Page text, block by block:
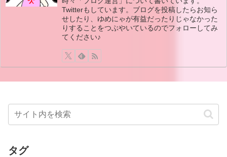
Twitterもしています。ブログを投稿したらお知ら
せしたり、ゆめにゃが有益だったりじゃなかった
りすることをつぶやいているのでフォローしてみ
てください♪
タグ